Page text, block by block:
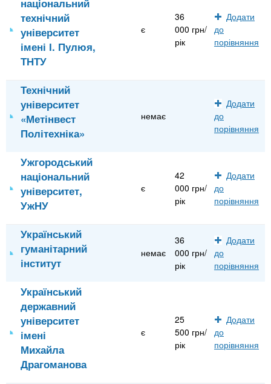
технічний
університет
імені І. Пулюя,
ТНТУ
є
36
000 грн/
рік
Додати
до
порівняння
Технічний
університет
«Метінвест
Політехніка»
немає
Додати
до
порівняння
Ужгородський
національний
університет,
УжНУ
є
42
000 грн/
рік
Додати
до
порівняння
Український
гуманітарний
інститут
немає
36
000 грн/
рік
Додати
до
порівняння
Український
державний
університет
імені
Михайла
Драгоманова
є
25
500 грн/
рік
Додати
до
порівняння